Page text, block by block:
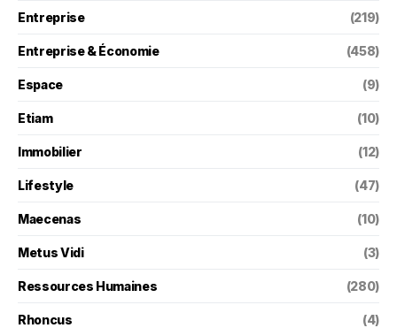
Entreprise (219)
Entreprise & Économie (458)
Espace (9)
Etiam (10)
Immobilier (12)
Lifestyle (47)
Maecenas (10)
Metus Vidi (3)
Ressources Humaines (280)
Rhoncus (4)